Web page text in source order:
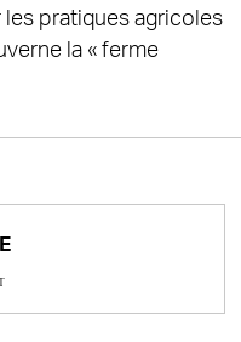
les pratiques agricoles
la « ferme